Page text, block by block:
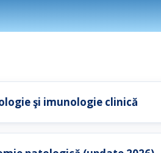
şi imunologie clinică